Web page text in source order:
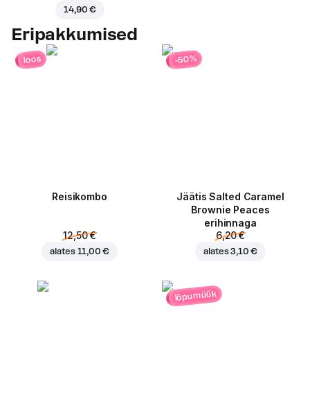
14,90 €
Eripakkumised
loos
Reisikombo
12,50 €
alates 11,00 €
-50%
Jäätis Salted Caramel
Brownie Peaces
erihinnaga
6,20 €
alates3,10 €
lõpumüük